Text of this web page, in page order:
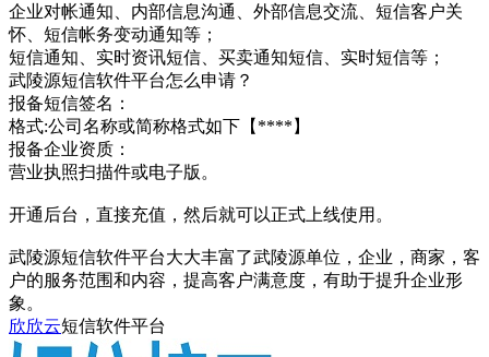
企业对帐通知、内部信息沟通、外部信息交流、短信客户关
怀、短信帐务变动通知等；
短信通知、实时资讯短信、买卖通知短信、实时短信等；
武陵源短信软件平台怎么申请？
报备短信签名：
格式:公司名称或简称格式如下【****】
报备企业资质：
营业执照扫描件或电子版。
开通后台，直接充值，然后就可以正式上线使用。
武陵源短信软件平台大大丰富了武陵源单位，企业，商家，客
户的服务范围和内容，提高客户满意度，有助于提升企业形
象。
欣欣云短信软件平台